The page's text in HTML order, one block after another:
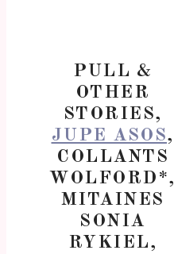
PULL &
OTHER
STORIES,
JUPE ASOS,
COLLANTS
WOLFORD*,
MITAINES
SONIA
RYKIEL,